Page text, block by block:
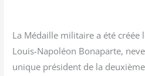
La Médaille mili­taire a été
Louis-Napo­léon Bona­parte,
unique pré­sident de la